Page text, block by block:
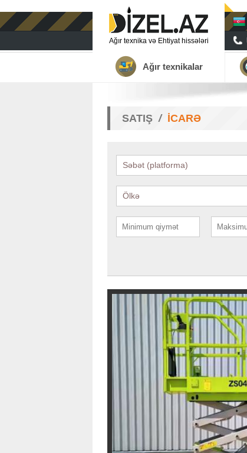
Ağır texnika və Ehtiyat hissələri
Ağır texnikalar
SATIŞ İCARƏ
Səbət (platforma)
Ölkə